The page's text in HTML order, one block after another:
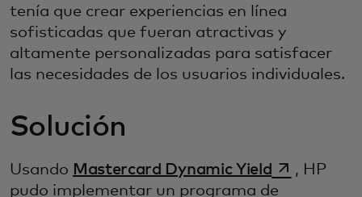
tenía que crear experiencias en línea
sofisticadas que fueran atractivas y
altamente personalizadas para satisfacer
las necesidades de los usuarios individuales.
Solución
Usando Mastercard Dynamic Yieldse abre en
, HP
pudo implementar un programa de